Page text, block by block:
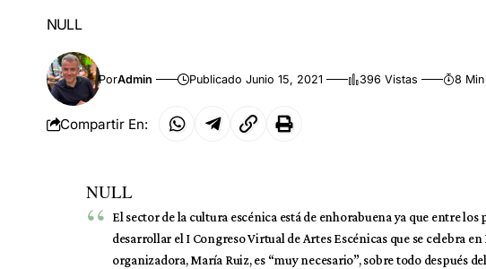
NULL
PorAdmin Publicado Junio 15, 2021 396 Vistas 8
Compartir En:
NULL
El sector de la cultura escénica está de enhorabuena ya que entre los
desarrollar elI Congreso Virtual de Artes Escénicasque se celebra en
organizadora, María Ruiz, es “muy necesario”, sobre todo después